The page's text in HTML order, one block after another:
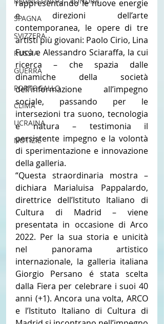
SPAGNA
SVIZZERA
RUSSIA
GUERRA
PORTOGALLO
CLIMA
UCRAINA
NOTIZIE
rappresentando le nuove energie
e direzioni dell’arte
contemporanea, le opere di tre
artisti più giovani: Paolo Cirio, Lina
Fucà e Alessandro Sciaraffa, la cui
ricerca – che spazia dalle
dinamiche della società
dell’informazione all’impegno
sociale, passando per le
intersezioni tra suono, tecnologia
e natura – testimonia il
persistente impegno e la volontà
di sperimentazione e innovazione
della galleria.
“Questa straordinaria mostra –
dichiara Marialuisa Pappalardo,
direttrice dell’Istituto Italiano di
Cultura di Madrid – viene
presentata in occasione di Arco
2022. Per la sua storia e unicità
nel panorama artistico
internazionale, la galleria italiana
Giorgio Persano é stata scelta
dalla Fiera per celebrare i suoi 40
anni (+1). Ancora una volta, ARCO
e l’Istituto Italiano di Cultura di